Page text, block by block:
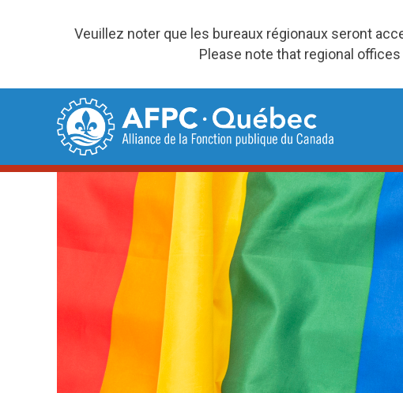
Veuillez noter que les bureaux régionaux seront
Please note that regional